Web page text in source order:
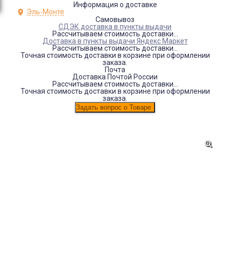
Информация о доставке
Эль-Монте
Самовывоз
СДЭК доставка в пункты выдачи
Рассчитываем стоимость доставки...
Доставка в пункты выдачи Яндекс Маркет
Рассчитываем стоимость доставки...
Точная стоимость доставки в корзине при оформлении
заказа.
Почта
Доставка Почтой России
Рассчитываем стоимость доставки...
Точная стоимость доставки в корзине при оформлении
заказа.